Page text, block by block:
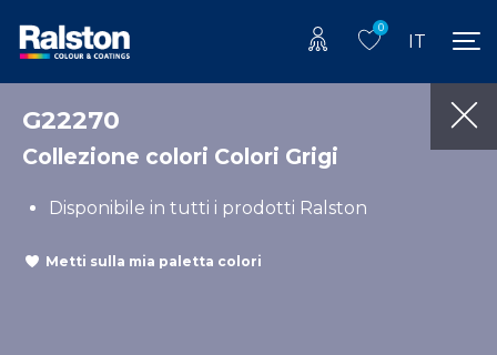
0
IT
G22270
Collezione colori Colori Grigi
Disponibile in tutti i prodotti Ralston
Metti sulla mia paletta colori